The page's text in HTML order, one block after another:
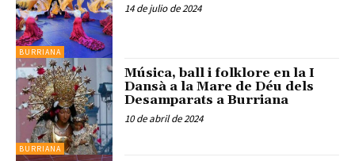
BURRIANA
14 de julio de 2024
BURRIANA
Música, ball i folklore en la I
Dansà a la Mare de Déu dels
Desamparats a Burriana
10 de abril de 2024